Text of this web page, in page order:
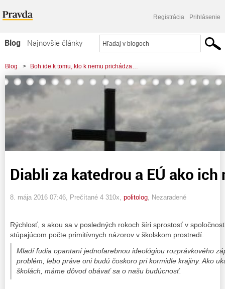
Registrácia Prihlásenie
Blog
Najnovšie články
Najčítanejšie články
Najkomentovanejšie články
Zoznam blogov
Komerčné blogy
Blog > Boh ide k tomu, kto k nemu prichádza…
> Diabli za katedrou a EÚ ako ich modla ?
Diabli za katedrou a EÚ ako ich
8. mája 2016 07:46 , Prečítané 4 310x, politolog Nezaradené
Rýchlosť, s akou sa v posledných rokoch šíri sprostosť v
stúpajúcom počte primitívnych názorov v školskom prostredí.
Mladí ľudia opantaní jednofarebnou ideológiou rozprávkového
problém, lebo práve oni budú čoskoro pri kormidle krajiny. Ako
školách, máme dôvod obávať sa o našu budúcnosť.